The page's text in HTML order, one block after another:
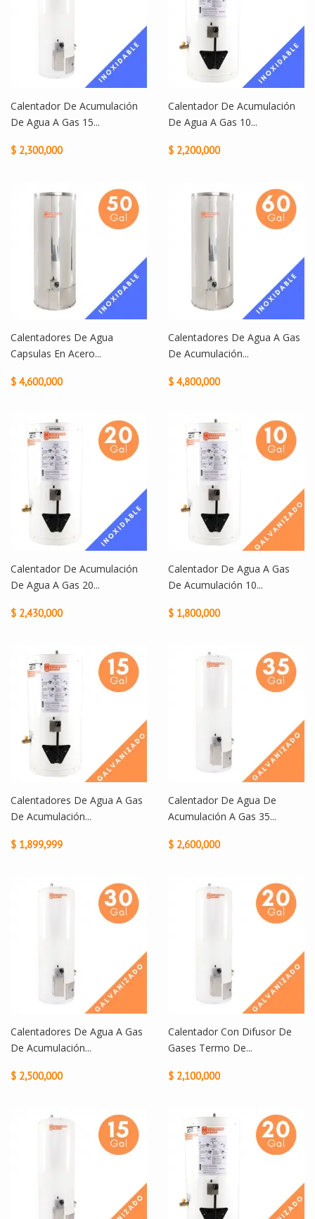
Calentador De Acumulación
De Agua A Gas 15...
$ 2,300,000
Calentador De Acumulación
De Agua A Gas 10...
$ 2,200,000
Calentadores De Agua
Capsulas En Acero...
$ 4,600,000
Calentadores De Agua A Gas
De Acumulación...
$ 4,800,000
Calentador De Acumulación
De Agua A Gas 20...
$ 2,430,000
Calentador De Agua A Gas
De Acumulación 10...
$ 1,800,000
Calentadores De Agua A Gas
De Acumulación...
$ 1,899,999
Calentador De Agua De
Acumulación A Gas 35...
$ 2,600,000
Calentadores De Agua A Gas
De Acumulación...
$ 2,500,000
Calentador Con Difusor De
Gases Termo De...
$ 2,100,000